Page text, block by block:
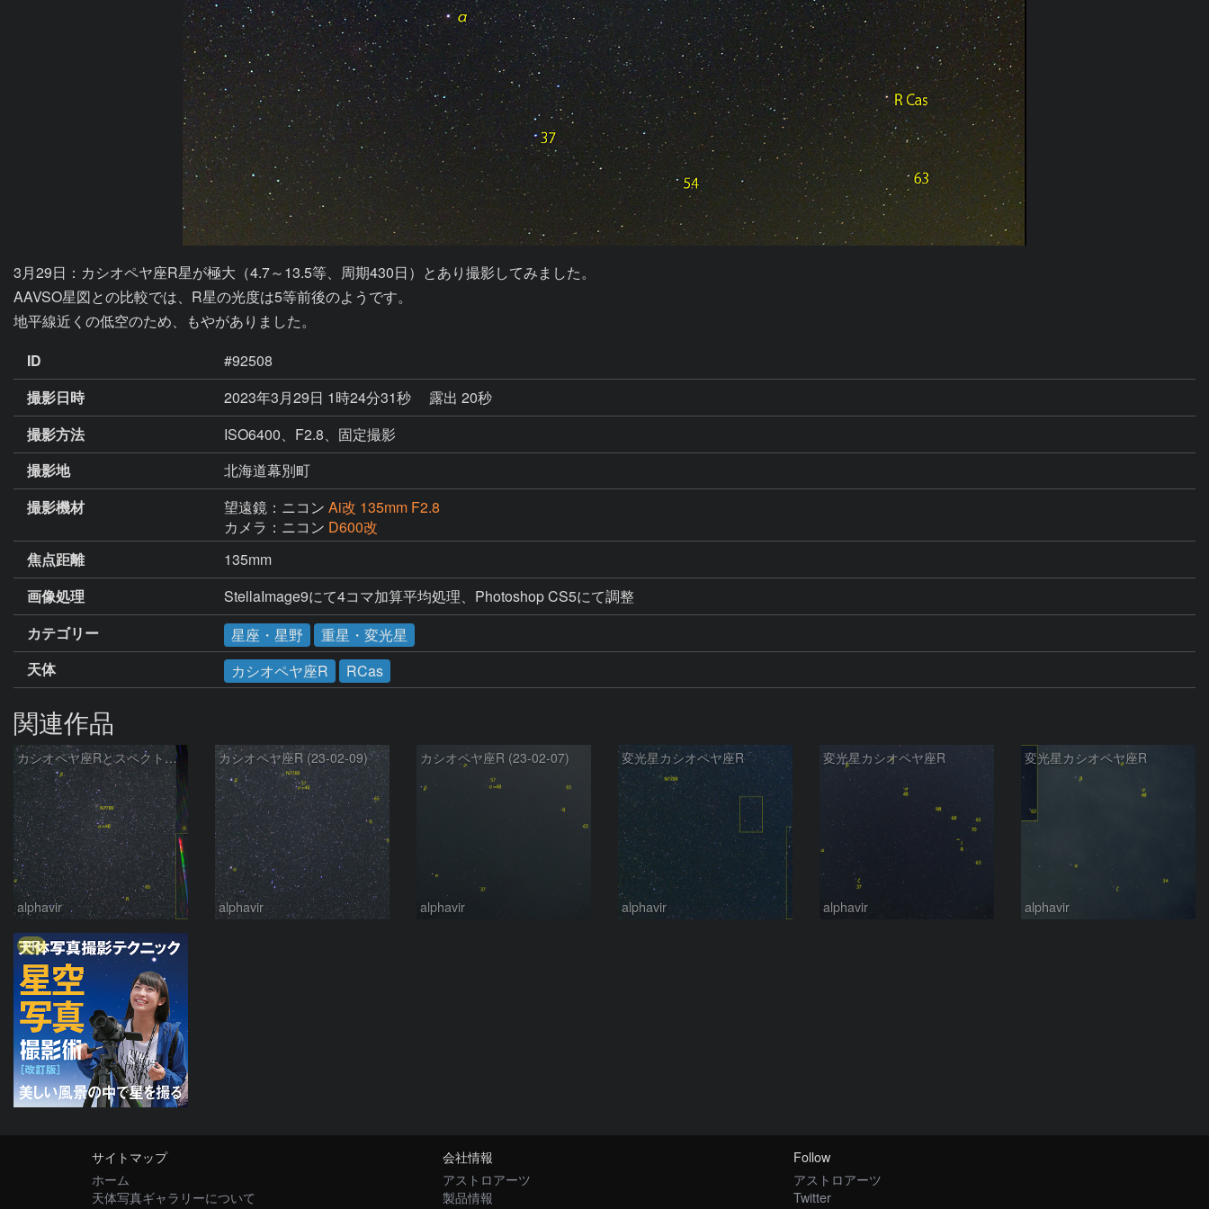
3月29日：カシオペヤ座R星が極大（4.7～13.5等、周期430日）とあり撮影してみました。
AAVSO星図との比較では、R星の光度は5等前後のようです。
地平線近くの低空のため、もやがありました。
ID
#92508
撮影日時
2023年3月29日 1時24分31秒
露出 20秒
撮影方法
ISO6400、F2.8、固定撮影
撮影地
北海道幕別町
撮影機材
望遠鏡：ニコン Ai改 135mm F2.8
カメラ：ニコン D600改
焦点距離
135mm
画像処理
StellaImage9にて4コマ加算平均処理、Photoshop CS5にて調整
カテゴリー
星座・星野
重星・変光星
天体
カシオペヤ座R RCas
関連作品
カシオペヤ座Rとスペクトル (23-02-15)
alphavir
カシオペヤ座R (23-02-09)
alphavir
カシオペヤ座R (23-02-07)
alphavir
変光星カシオペヤ座R
alphavir
変光星カシオペヤ座R
alphavir
変光星カシオペヤ座R
alphavir
PR
サイトマップ
ホーム
天体写真ギャラリーについて
会社情報
アストロアーツ
製品情報
Follow
アストロアーツ
Twitter